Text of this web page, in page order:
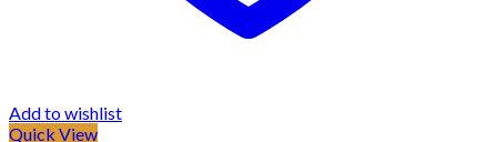
Add to wishlist
Quick View